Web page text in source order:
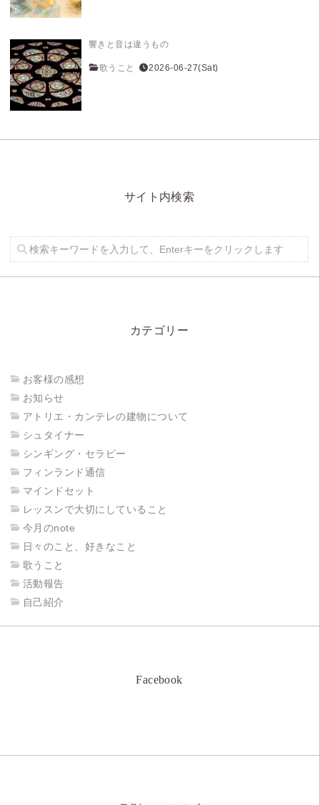
響きと音は違うもの
歌うこと 2026-06-27(Sat)
サイト内検索
カテゴリー
お客様の感想
お知らせ
アトリエ・カンテレの建物について
シュタイナー
シンギング・セラピー
フィンランド通信
マインドセット
レッスンで大切にしていること
今月のnote
日々のこと、好きなこと
歌うこと
活動報告
自己紹介
Facebook